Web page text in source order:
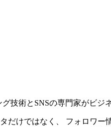
技術とSNSの専門家がビジ
だけではなく、 フォロワ